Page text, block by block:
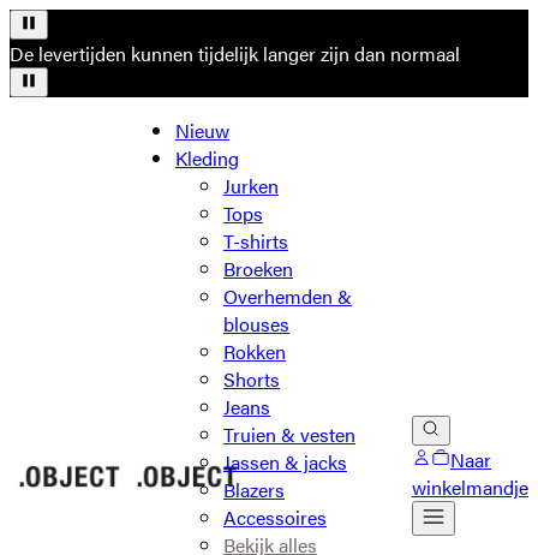
De levertijden kunnen tijdelijk langer zijn dan normaal
Nieuw
Kleding
Jurken
Tops
T-shirts
Broeken
Overhemden &
blouses
Rokken
Shorts
Jeans
Truien & vesten
Jassen & jacks
Blazers
Accessoires
Bekijk alles
Naar
winkelmandje